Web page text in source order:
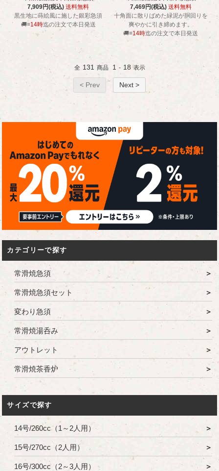
7,909円(税込)送料無料
黒生地に蒔絵風に施した銀彩急須
🚚≡14時迄の注文で本日発送
7,469円(税込) 送料無料
十角面に散りばめた緑泥が胴回りを
爽やかに引き締めます。
🚚≡14時迄の注文で本日発送
全 131 商品 1 - 18 表示
< Prev Next >
カテゴリーで探す
常滑焼急須
常滑焼急須セット
変わり急須
常滑焼湯呑み
アウトレット
常滑焼茶香炉
サイズで探す
14号/260cc（1～2人用）
15号/270cc（2人用）
16号/300cc（2～3人用）